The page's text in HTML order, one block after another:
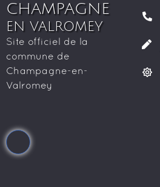
CHAMPAGNE
EN VALROMEY
Site officiel de la
commune de
Champagne-en-
Valromey